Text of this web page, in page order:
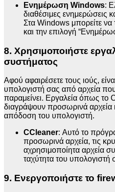
Ενημέρωση Windows:
διαθέσιμες ενημερώσεις
Στα Windows μπορείτε να
και την επιλογή
8. Χρησιμοποιήστε
συστήματος
Αφού αφαιρέσετε τους ιούς,
υπολογιστή σας από αρχεία
παραμείνει. Εργαλεία όπως
διαγράψουν προσωρινά αρχεία
απόδοση του υπολογιστή.
CCleaner: Αυτό το
προσωρινά αρχεία, τις
αχρησιμοποίητα αρχεία
ταχύτητα του υπολογιστή
9. Ενεργοποιήστε το